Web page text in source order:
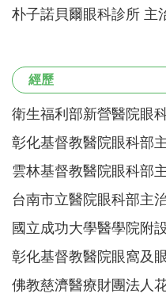
朴子諾貝爾眼科診所 主
經歷
衛生福利部新營醫院眼
彰化基督教醫院眼科部
雲林基督教醫院眼科部
台南市立醫院眼科部主
國立成功大學醫學院附
彰化基督教醫院眼窩及
佛教慈濟醫療財團法人